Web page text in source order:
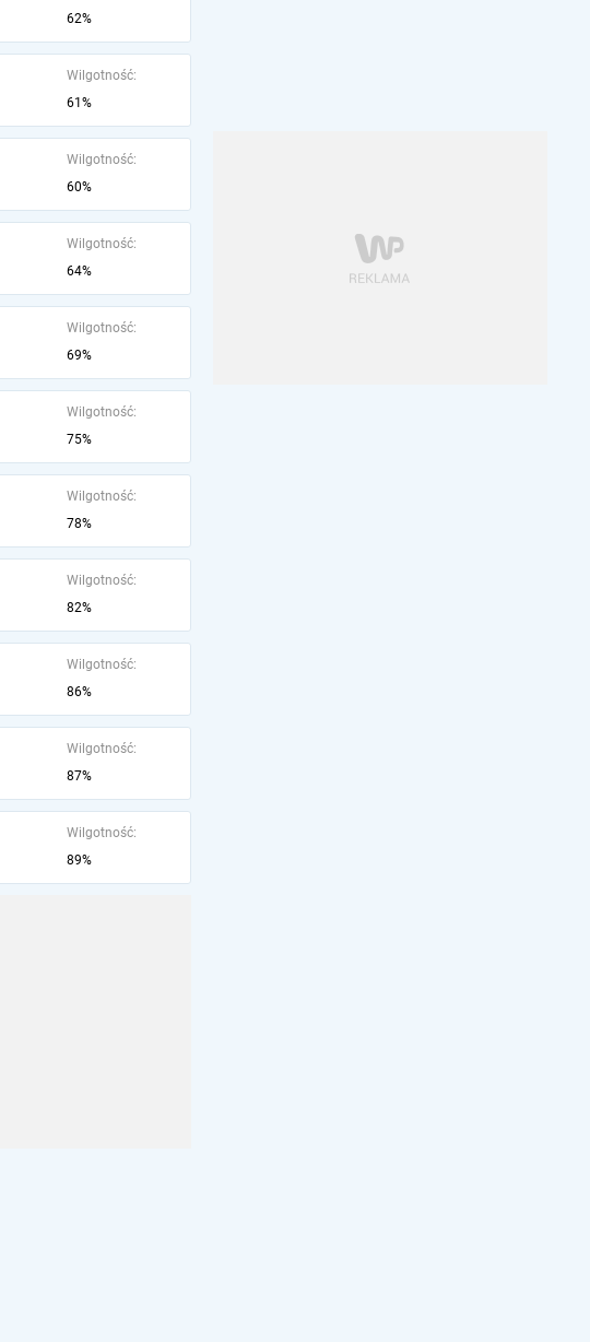
62%
Wilgotność:
61%
Wilgotność:
60%
Wilgotność:
64%
Wilgotność:
69%
Wilgotność:
75%
Wilgotność:
78%
Wilgotność:
82%
Wilgotność:
86%
Wilgotność:
87%
Wilgotność:
89%